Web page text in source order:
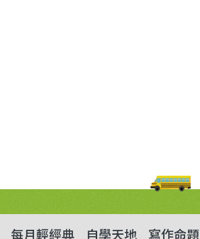
每月輕經典 自學天地 寫作命題